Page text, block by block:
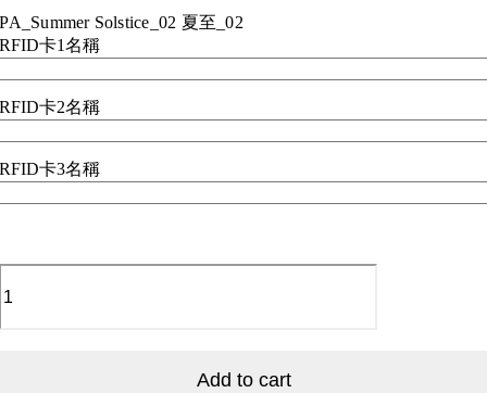
PA_Summer Solstice_02 夏至_02
RFID卡1名稱
RFID卡2名稱
RFID卡3名稱
Add to cart